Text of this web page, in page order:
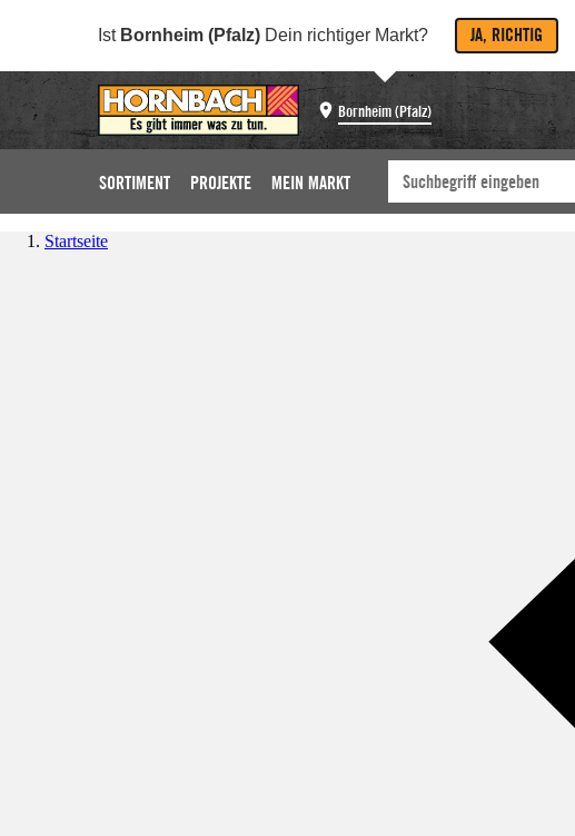
Ist Bornheim (Pfalz) Dein richtiger Markt? JA, RICHTIG
Bornheim (Pfalz)
SORTIMENT PROJEKTE MEIN MARKT
Startseite